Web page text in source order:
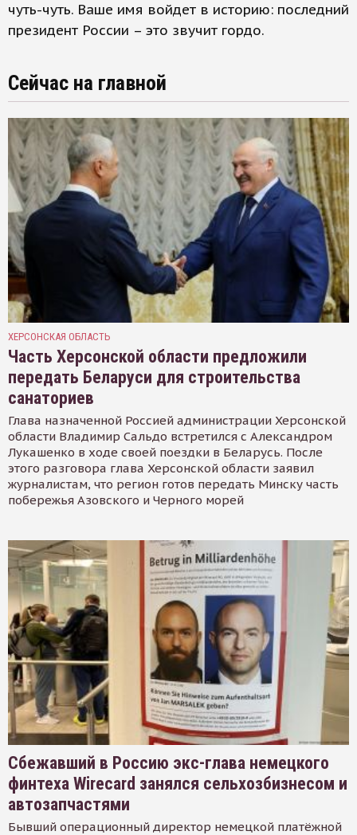
чуть-чуть. Ваше имя войдет в историю: последний
президент России – это звучит гордо.
Сейчас на главной
ХЕРСОНСКАЯ ОБЛАСТЬ
Часть Херсонской области предложили
передать Беларуси для строительства
санаториев
Глава назначенной Россией администрации Херсонской
области Владимир Сальдо встретился с Александром
Лукашенко в ходе своей поездки в Беларусь. После
этого разговора глава Херсонской области заявил
журналистам, что регион готов передать Минску часть
побережья Азовского и Черного морей
Сбежавший в Россию экс-глава немецкого
финтеха Wirecard занялся сельхозбизнесом и
автозапчастями
Бывший операционный директор немецкой платёжной